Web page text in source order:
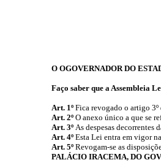
O OGOVERNADOR DO
Faço saber que a Assembleia
Art. 1º Fica revogado o artigo
Art. 2º O anexo único a que se
Art. 3º As despesas decorrentes
Art. 4º Esta Lei entra em vigor
Art. 5º Revogam-se as
PALÁCIO IRACEMA, DO